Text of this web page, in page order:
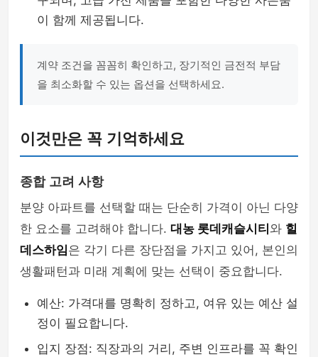
이 함께 제공됩니다.
계약 조건을 꼼꼼히 확인하고, 장기적인 금전적 부담
을 최소화할 수 있는 옵션을 선택하세요.
이것만은 꼭 기억하세요
종합 고려 사항
분양 아파트를 선택할 때는 단순히 가격이 아닌 다양
한 요소를 고려해야 합니다. 대농 롯데캐슬시티 와 힐
데스하임은 각기 다른 장단점을 가지고 있어, 본인의
생활패턴과 미래 계획에 맞는 선택이 중요합니다.
예산: 가격대를 명확히 정하고, 여유 있는 예산 설
정이 필요합니다.
입지 장점: 직장과의 거리, 주변 인프라를 꼭 확인